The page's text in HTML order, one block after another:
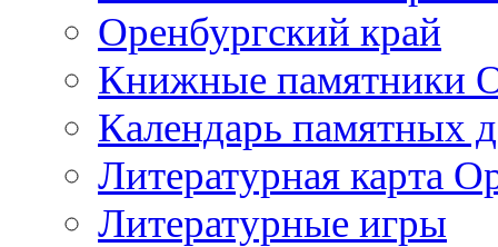
Оренбургский край
Книжные памятники
Календарь памятных
Литературная карта
Литературные игры